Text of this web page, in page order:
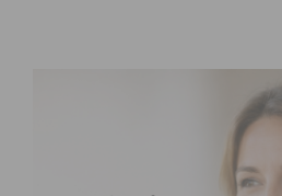
Para Gabriel Carvalho,
e Júlio Morais, Vice-
Paços de Ferreira, o reforço
municípios é a “ferramenta
para fixar talento e criar